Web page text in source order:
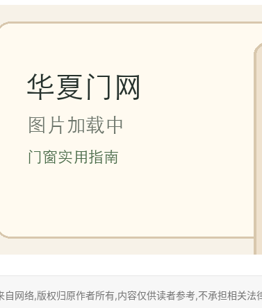
自网络,版权归原作者所有,内容仅供读者参考,不承担相关